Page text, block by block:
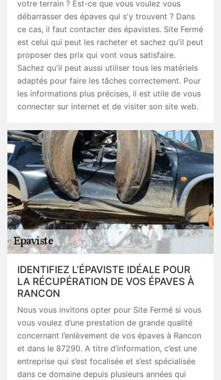
votre terrain ? Est-ce que vous voulez vous
débarrasser des épaves qui s'y trouvent ? Dans
ce cas, il faut contacter des épavistes. Site Fermé
est celui qui peut les racheter et sachez qu'il peut
proposer des prix qui vont vous satisfaire.
Sachez qu'il peut aussi utiliser tous les matériels
adaptés pour faire les tâches correctement. Pour
les informations plus précises, il est utile de vous
connecter sur internet et de visiter son site web.
IDENTIFIEZ L’ÉPAVISTE IDÉALE POUR
LA RÉCUPÉRATION DE VOS ÉPAVES À
RANCON
Nous vous invitons opter pour Site Fermé si vous
vous voulez d’une prestation de grande qualité
concernant l’enlèvement de vos épaves à Rancon
et dans le 87290. A titre d’information, c’est une
entreprise qui s’est focalisée et s’est spécialisée
dans ce domaine depuis plusieurs années qui